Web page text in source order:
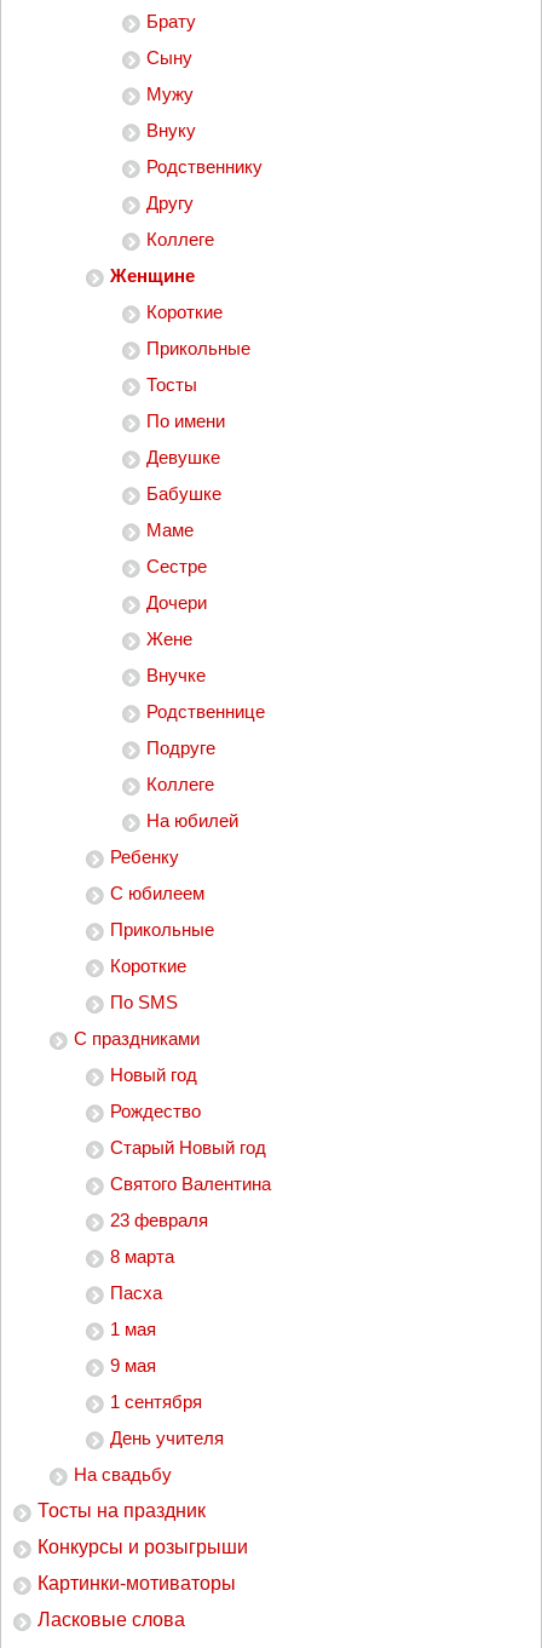
Брату
Сыну
Мужу
Внуку
Родственнику
Другу
Коллеге
Женщине
Короткие
Прикольные
Тосты
По имени
Девушке
Бабушке
Маме
Сестре
Дочери
Жене
Внучке
Родственнице
Подруге
Коллеге
На юбилей
Ребенку
С юбилеем
Прикольные
Короткие
По SMS
С праздниками
Новый год
Рождество
Старый Новый год
Святого Валентина
23 февраля
8 марта
Пасха
1 мая
9 мая
1 сентября
День учителя
На свадьбу
Тосты на праздник
Конкурсы и розыгрыши
Картинки-мотиваторы
Ласковые слова